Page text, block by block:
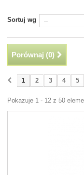
Sortuj wg
Porównaj (0)
1 2 3 4 5
Pokazuje 1 - 12 z 50